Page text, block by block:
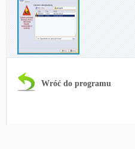
Wróć do programu